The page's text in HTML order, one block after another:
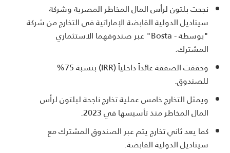
نجحت بلتون لرأس المال المخاطر المصرية وشركة
سيتاديل الدولية القابضة الإماراتية في التخارج من شركة
"بوسطة - Bosta" عبر صندوقهما الاستثماري
المشترك.
وحققت الصفقة عائداً داخلياً (IRR) بنسبة 75%
للصندوق.
ويمثل التخارج خامس عملية تخارج ناجحة لبلتون لرأس
المال المخاطر منذ تأسيسها في 2023.
كما يعد ثاني تخارج يتم عبر الصندوق المشترك مع
سيتاديل الدولية القابضة.